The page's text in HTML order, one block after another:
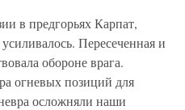
в предгорьях Карпат,
Пересеченная и
обороне врага.
огневых пози­ций для
осложняли наши